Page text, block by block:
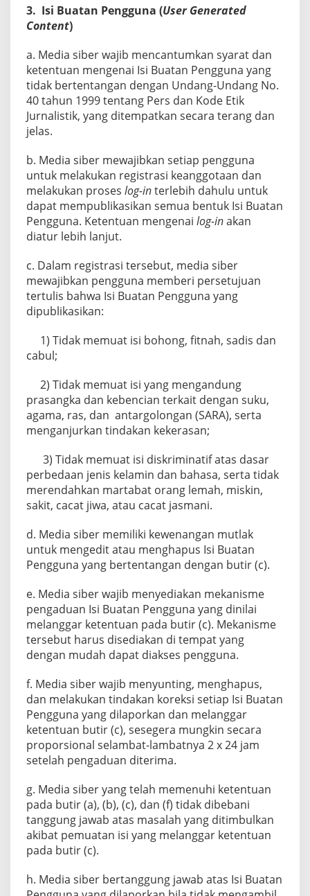
3. Isi Buatan Pengguna (User Generated
Content)
a. Media siber wajib mencantumkan syarat dan
ketentuan mengenai Isi Buatan Pengguna yang
tidak bertentangan dengan Undang-Undang No.
40 tahun 1999 tentang Pers dan Kode Etik
Jurnalistik, yang ditempatkan secara terang dan
jelas.
b. Media siber mewajibkan setiap pengguna
untuk melakukan registrasi keanggotaan dan
melakukan proses log-interlebih dahulu untuk
dapat mempublikasikan semua bentuk Isi Buatan
Pengguna. Ketentuan mengenai log-inakan
diatur lebih lanjut.
c. Dalam registrasi tersebut, media siber
mewajibkan pengguna memberi persetujuan
tertulis bahwa Isi Buatan Pengguna yang
dipublikasikan:
1) Tidak memuat isi bohong, fitnah, sadis dan
cabul;
2) Tidak memuat isi yang mengandung
prasangka dan kebencian terkait dengan suku,
agama, ras, dan antargolongan (SARA), serta
menganjurkan tindakan kekerasan;
3) Tidak memuat isi diskriminatif atas dasar
perbedaan jenis kelamin dan bahasa, serta tidak
merendahkan martabat orang lemah, miskin,
sakit, cacat jiwa, atau cacat jasmani.
d. Media siber memiliki kewenangan mutlak
untuk mengedit atau menghapus Isi Buatan
Pengguna yang bertentangan dengan butir (c).
e. Media siber wajib menyediakan mekanisme
pengaduan Isi Buatan Pengguna yang dinilai
melanggar ketentuan pada butir (c). Mekanisme
tersebut harus disediakan di tempat yang
dengan mudah dapat diakses pengguna.
f. Media siber wajib menyunting, menghapus,
dan melakukan tindakan koreksi setiap Isi Buatan
Pengguna yang dilaporkan dan melanggar
ketentuan butir (c), sesegera mungkin secara
proporsional selambat-lambatnya 2 x 24 jam
setelah pengaduan diterima.
g. Media siber yang telah memenuhi ketentuan
pada butir (a), (b), (c), dan (f) tidak dibebani
tanggung jawab atas masalah yang ditimbulkan
akibat pemuatan isi yang melanggar ketentuan
pada butir (c).
h. Media siber bertanggung jawab atas Isi Buatan